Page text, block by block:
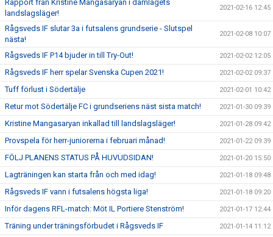
Rapport från Kristine Mangasaryan i damlagets
landslagsläger!
2021-02-16 12:45
Rågsveds IF slutar 3a i futsalens grundserie - Slutspel
nästa!
2021-02-08 10:07
Rågsveds IF P14 bjuder in till Try-Out! 2021-02-02 12:05
Rågsveds IF herr spelar Svenska Cupen 2021! 2021-02-02 09:37
Tuff förlust i Södertälje 2021-02-01 10:42
Retur mot Södertälje FC i grundseriens näst sista match! 2021-01-30 09:39
Kristine Mangasaryan inkallad till landslagsläger! 2021-01-28 09:42
Provspela för herr-juniorerna i februari månad! 2021-01-22 09:39
FÖLJ PLANENS STATUS PÅ HUVUDSIDAN! 2021-01-20 15:50
Lagträningen kan starta från och med idag! 2021-01-18 09:48
Rågsveds IF vann i futsalens högsta liga! 2021-01-18 09:20
Inför dagens RFL-match: Möt IL Portiere Stenström! 2021-01-17 12:44
Träning under träningsförbudet i Rågsveds IF 2021-01-14 11:12